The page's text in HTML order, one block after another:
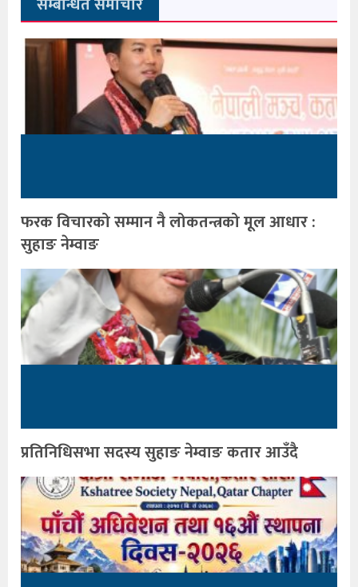
फरक विचारको सम्मान नै लोकतन्त्रको मूल आधार :
सुहाङ नेम्वाङ
प्रतिनिधिसभा सदस्य सुहाङ नेम्वाङ कतार आउँदै